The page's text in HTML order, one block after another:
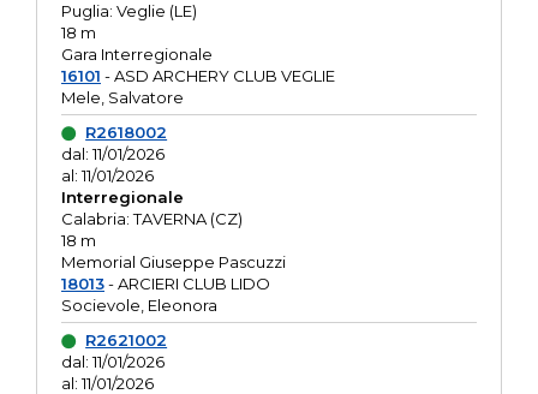
Puglia: Veglie (LE)
18 m
Gara Interregionale
16101 - ASD ARCHERY CLUB VEGLIE
Mele, Salvatore
R2618002
dal: 11/01/2026
al: 11/01/2026
Interregionale
Calabria: TAVERNA (CZ)
18 m
Memorial Giuseppe Pascuzzi
18013- ARCIERI CLUB LIDO
Socievole, Eleonora
R2621002
dal: 11/01/2026
al: 11/01/2026